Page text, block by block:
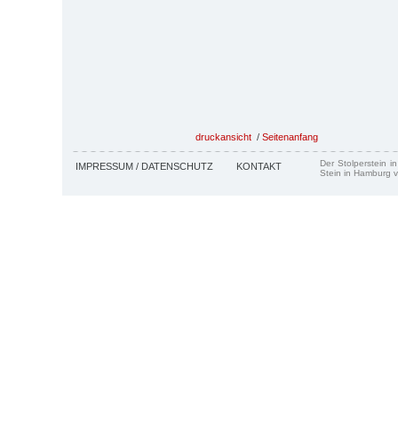
druckansicht / Seitenanfang
IMPRESSUM / DATENSCHUTZ KONTAKT
Der Stolperstein
Stein in Hamburg